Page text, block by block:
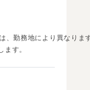
、勤務地により異なりま
す。